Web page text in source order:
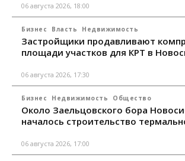
06 августа 2026, 18:00
Бизнес Власть Недвижимость
Застройщики продавливают
площади участков для КРТ в
06 августа 2026, 17:30
Бизнес Недвижимость Общество
Около Заельцовского бора
началось строительство
06 августа 2026, 17:00